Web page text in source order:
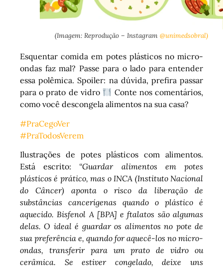
(Imagem: Reprodução – Instagram @unimedsobral)
Esquentar comida em potes plásticos no micro-
ondas faz mal? Passe para o lado para entender
essa polêmica. Spoiler: na dúvida, prefira passar
para o prato de vidro
Conte nos comentários,
como você descongela alimentos na sua casa?
#PraCegoVer
#PraTodosVerem
Ilustrações de potes plásticos com alimentos.
Está escrito: “Guardar alimentos em potes
plásticos é prático, mas o INCA (Instituto Nacional
do Câncer) aponta o risco da liberação de
substâncias cancerígenas quando o plástico é
aquecido. Bisfenol A [BPA] e ftalatos são algumas
delas. O ideal é guardar os alimentos no pote de
sua preferência e, quando for aquecê-los no micro-
ondas, transferir para um prato de vidro ou
cerâmica. Se estiver congelado, deixe uns